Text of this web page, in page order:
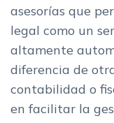
asesorías que
legal como un
altamente
diferencia de
contabilidad o
en facilitar la